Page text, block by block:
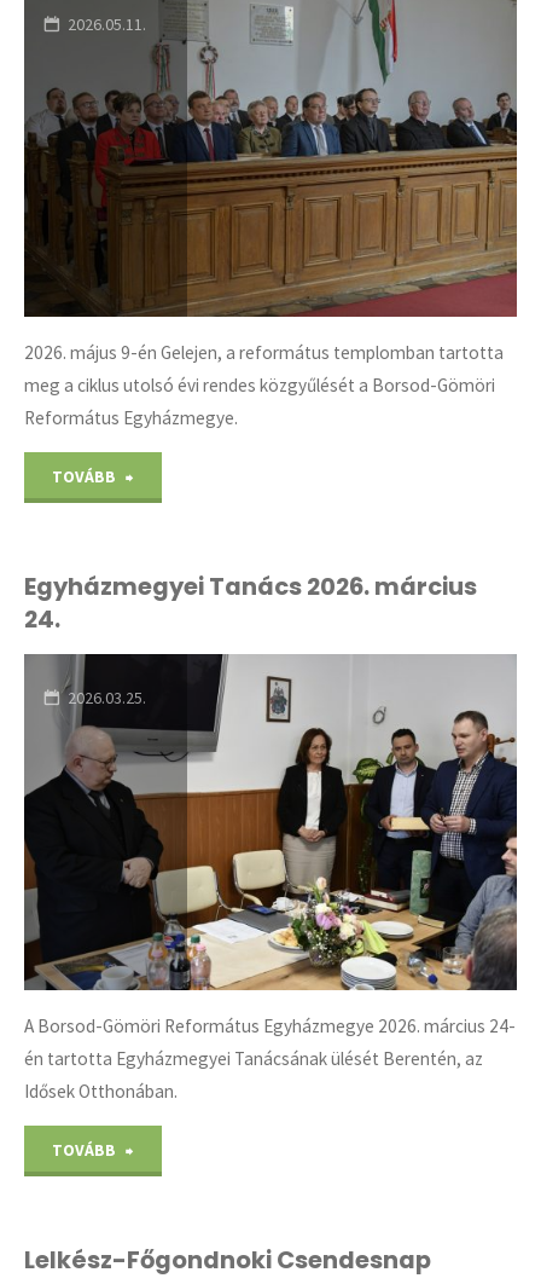
2026.05.11.
2026. május 9-én Gelejen, a református templomban tartotta
meg a ciklus utolsó évi rendes közgyűlését a Borsod-Gömöri
Református Egyházmegye.
TOVÁBB
2026.
Egyházmegyei Tanács 2026. március
24.
2026.03.25.
A Borsod-Gömöri Református Egyházmegye 2026. március 24-
én tartotta Egyházmegyei Tanácsának ülését Berentén, az
Idősek Otthonában.
TOVÁBB
2026.
Lelkész-Főgondnoki Csendesnap